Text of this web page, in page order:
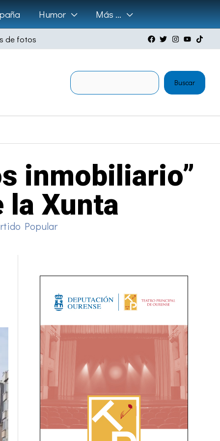
Humor Más …
de fotos
Buscar
inmobiliario”
la Xunta
Popular